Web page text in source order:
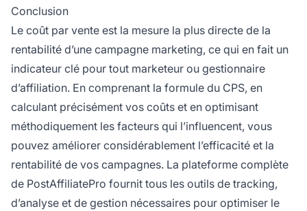
Conclusion
Le coût par vente est la mesure la plus directe de la
rentabilité d’une campagne marketing, ce qui en fait un
indicateur clé pour tout marketeur ou gestionnaire
d’affiliation. En comprenant la formule du CPS, en
calculant précisément vos coûts et en optimisant
méthodiquement les facteurs qui l’influencent, vous
pouvez améliorer considérablement l’efficacité et la
rentabilité de vos campagnes. La plateforme complète
de PostAffiliatePro fournit tous les outils de tracking,
d’analyse et de gestion nécessaires pour optimiser le